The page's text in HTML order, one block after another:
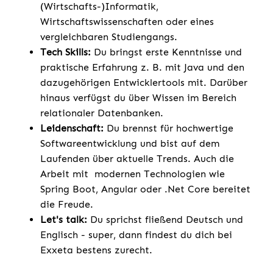
(Wirtschafts-)Informatik,
Wirtschaftswissenschaften oder eines
vergleichbaren Studiengangs.
Tech Skills: Du bringst erste Kenntnisse und
praktische Erfahrung z. B. mit Java und den
dazugehörigen Entwicklertools mit. Darüber
hinaus verfügst du über Wissen im Bereich
relationaler Datenbanken.
Leidenschaft: Du brennst für hochwertige
Softwareentwicklung und bist auf dem
Laufenden über aktuelle Trends. Auch die
Arbeit mit modernen Technologien wie
Spring Boot, Angular oder .Net Core bereitet
die Freude.
Let's talk: Du sprichst fließend Deutsch und
Englisch - super, dann findest du dich bei
Exxeta bestens zurecht.